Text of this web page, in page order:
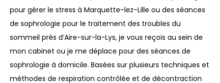
pour gérer le stress à Marquette-lez-Lille ou des séances
de sophrologie pour le traitement des troubles du
sommeil près d’Aire-sur-la-Lys, je vous reçois au sein de
mon cabinet ou je me déplace pour des séances de
sophrologie à domicile. Basées sur plusieurs techniques et
méthodes de respiration contrôlée et de décontraction